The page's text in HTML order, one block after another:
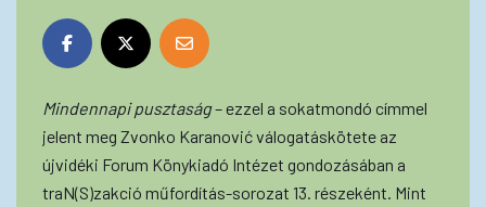
Mindennapi pusztaság– ezzel a sokatmondó címmel
jelent meg Zvonko Karanović válogatáskötete az
újvidéki Forum Könykiadó Intézet gondozásában a
traN(S)zakció műfordítás-sorozat 13. részeként. Mint